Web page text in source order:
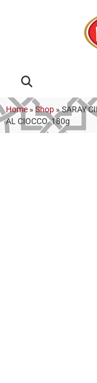
Home » Shop »SARAY
AL CIOCCO. 180g